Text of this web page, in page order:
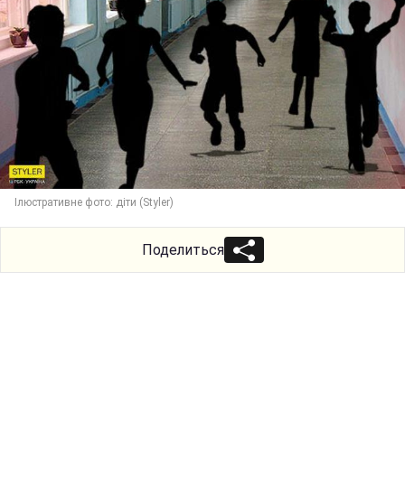
Ілюстративне фото: діти (Styler)
Поделиться